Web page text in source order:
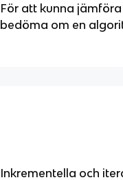
För att kunna
bedöma om en
Inkrementella och